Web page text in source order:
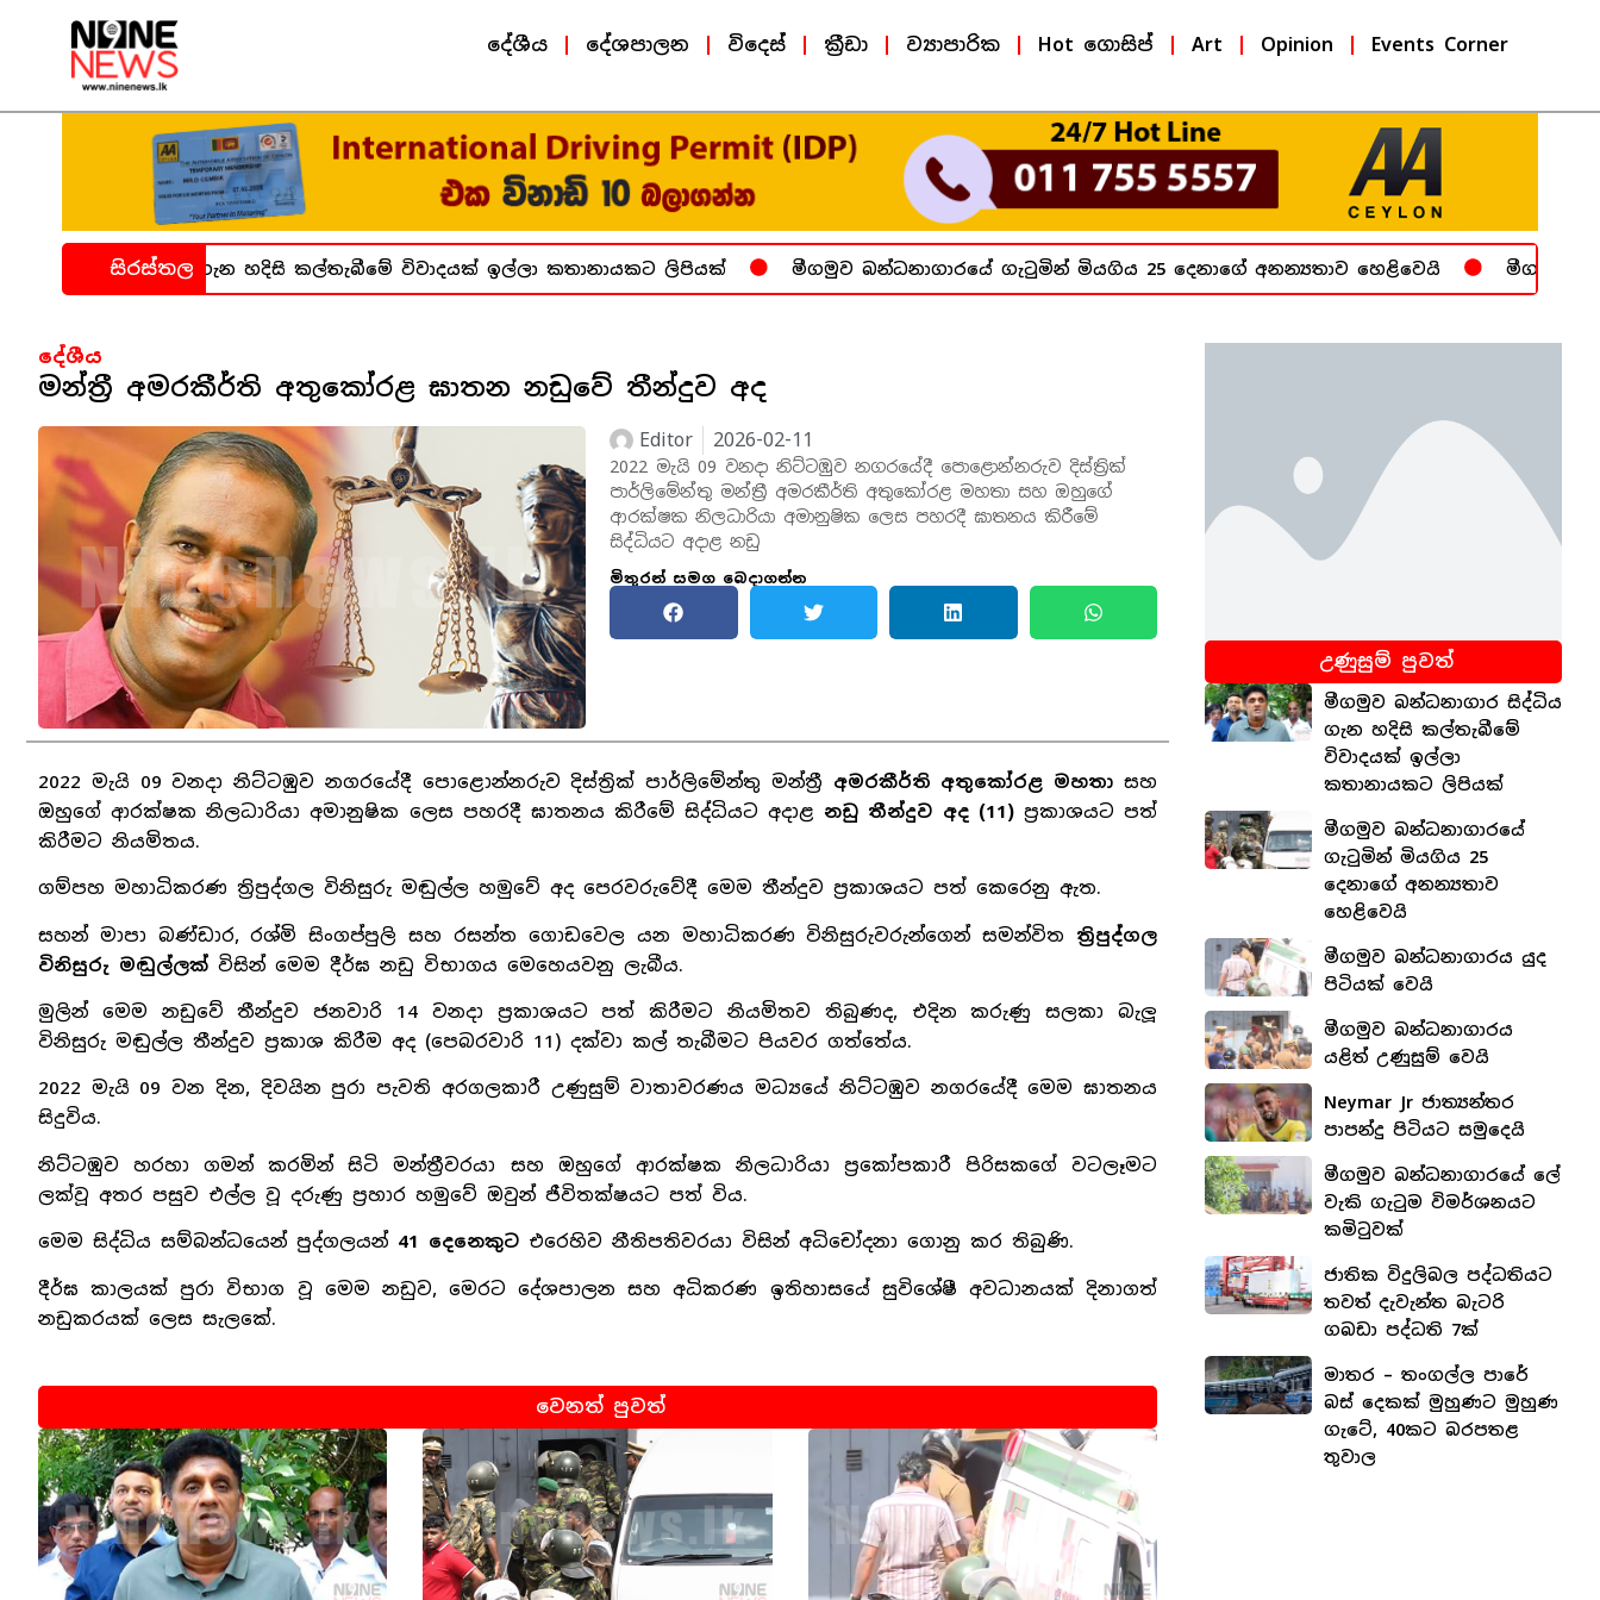
දේශීය දේශපාලන විදෙස් ක්‍රීඩා ව්‍යාපාරික Hot ගොසිප් Art Opinion Events Corner
සිරස්තල
සිද්ධිය ගැන හදිසි කල්තැබීමේ විවාදයක් ඉල්ලා කතානායකට ලිපියක් මීගමුව බන්ධනාගාරයේ ගැටුමින් මියගිය 25 දෙනාගේ අනන්‍යතාව හෙළිවෙයි මීගමුව
දේශීය
මන්ත්‍රී අමරකීර්ති අතුකෝරළ ඝාතන නඩුවේ තීන්දුව අද
Editor 2026-02-11
2022 මැයි 09 වනදා නිට්ටඹුව නගරයේදී පොළොන්නරුව දිස්ත්‍රික්
පාර්ලිමේන්තු මන්ත්‍රී අමරකීර්ති අතුකෝරළ මහතා සහ ඔහුගේ
ආරක්ෂක නිලධාරියා අමානුෂික ලෙස පහරදී ඝාතනය කිරීමේ
සිද්ධියට අදාළ නඩු
මිතුරන් සමග බෙදාගන්න
2022 මැයි 09 වනදා නිට්ටඹුව නගරයේදී පොළොන්නරුව දිස්ත්‍රික් පාර්ලිමේන්තු මන්ත්‍රී අමරකීර්ති අතුකෝරළ මහතා සහ
ඔහුගේ ආරක්ෂක නිලධාරියා අමානුෂික ලෙස පහරදී ඝාතනය කිරීමේ සිද්ධියට අදාළ නඩු තීන්දුව අද (11)ප්‍රකාශයට පත්
කිරීමට නියමිතය.
ගම්පහ මහාධිකරණ ත්‍රිපුද්ගල විනිසුරු මඬුල්ල හමුවේ අද පෙරවරුවේදී මෙම තීන්දුව ප්‍රකාශයට පත් කෙරෙනු ඇත.
සහන් මාපා බණ්ඩාර, රශ්මි සිංගප්පුලි සහ රසන්ත ගොඩවෙල යන මහාධිකරණ විනිසුරුවරුන්ගෙන් සමන්විත ත්‍රිපුද්ගල
විනිසුරු මඬුල්ලක් විසින් මෙම දීර්ඝ නඩු විභාගය මෙහෙයවනු ලැබීය.
මුලින් මෙම නඩුවේ තීන්දුව ජනවාරි 14 වනදා ප්‍රකාශයට පත් කිරීමට නියමිතව තිබුණද, එදින කරුණු සලකා බැලූ
විනිසුරු මඬුල්ල තීන්දුව ප්‍රකාශ කිරීම අද (පෙබරවාරි 11) දක්වා කල් තැබීමට පියවර ගත්තේය.
2022 මැයි 09 වන දින, දිවයින පුරා පැවති අරගලකාරී උණුසුම් වාතාවරණය මධ්‍යයේ නිට්ටඹුව නගරයේදී මෙම ඝාතනය
සිදුවිය.
නිට්ටඹුව හරහා ගමන් කරමින් සිටි මන්ත්‍රීවරයා සහ ඔහුගේ ආරක්ෂක නිලධාරියා ප්‍රකෝපකාරී පිරිසකගේ වටලෑමට
ලක්වූ අතර පසුව එල්ල වූ දරුණු ප්‍රහාර හමුවේ ඔවුන් ජීවිතක්ෂයට පත් විය.
මෙම සිද්ධිය සම්බන්ධයෙන් පුද්ගලයන් 41 දෙනෙකුට එරෙහිව නීතිපතිවරයා විසින් අධිචෝදනා ගොනු කර තිබුණි.
දීර්ඝ කාලයක් පුරා විභාග වූ මෙම නඩුව, මෙරට දේශපාලන සහ අධිකරණ ඉතිහාසයේ සුවිශේෂී අවධානයක් දිනාගත්
නඩුකරයක් ලෙස සැලකේ.
වෙනත් පුවත්
උණුසුම් පුවත්
මීගමුව බන්ධනාගාර සිද්ධිය
ගැන හදිසි කල්තැබීමේ
විවාදයක් ඉල්ලා
කතානායකට ලිපියක්
මීගමුව බන්ධනාගාරයේ
ගැටුමින් මියගිය 25
දෙනාගේ අනන්‍යතාව
හෙළිවෙයි
මීගමුව බන්ධනාගාරය යුද
පිටියක් වෙයි
මීගමුව බන්ධනාගාරය
යළිත් උණුසුම් වෙයි
Neymar Jr ජාත්‍යන්තර
පාපන්දු පිටියට සමුදෙයි
මීගමුව බන්ධනාගාරයේ ලේ
වැකි ගැටුම විමර්ශනයට
කමිටුවක්
ජාතික විදුලිබල පද්ධතියට
තවත් දැවැන්ත බැටරි
ගබඩා පද්ධති 7ක්
මාතර – තංගල්ල පාරේ
බස් දෙකක් මුහුණට මුහුණ
ගැටේ, 40කට බරපතළ
තුවාල